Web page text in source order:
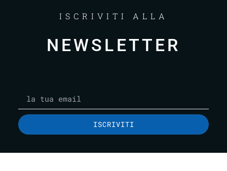
ISCRIVITI ALLA
NEWSLETTER
ISCRIVITI